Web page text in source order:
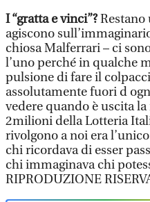
I “gratta e vinci”?Restano
agiscono
chiosa Malferrari – ci
l’uno perché in qualche
pulsione di fare il
assolutamente fuori d
vedere quando è uscita
2milioni della Lotteria
rivolgono a noi era
chi ricordava di esser
chi immaginava chi
RIPRODUZIONE